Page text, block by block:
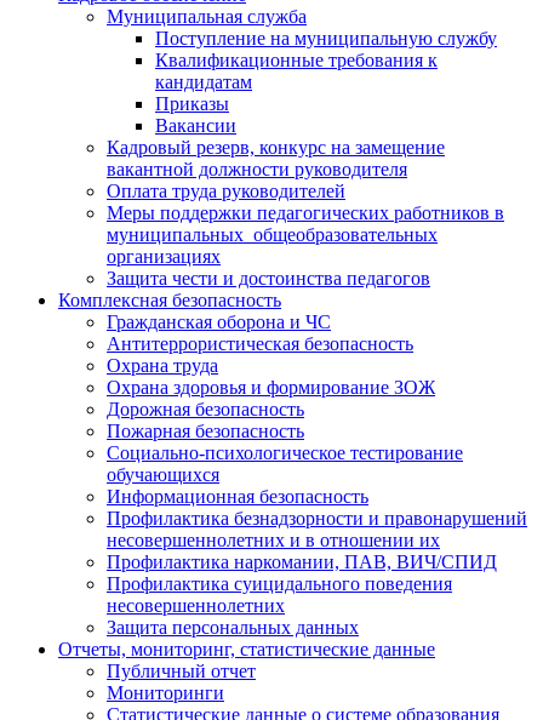
Муниципальная служба
Поступление на муниципальную службу
Квалификационные требования к
кандидатам
Приказы
Вакансии
Кадровый резерв, конкурс на замещение
вакантной должности руководителя
Оплата труда руководителей
Меры поддержки педагогических работников в
муниципальных общеобразовательных
организациях
Защита чести и достоинства педагогов
Комплексная безопасность
Гражданская оборона и ЧС
Антитеррористическая безопасность
Охрана труда
Охрана здоровья и формирование ЗОЖ
Дорожная безопасность
Пожарная безопасность
Социально-психологическое тестирование
обучающихся
Информационная безопасность
Профилактика безнадзорности и правонарушений
несовершеннолетних и в отношении их
Профилактика наркомании, ПАВ, ВИЧ/СПИД
Профилактика суицидального поведения
несовершеннолетних
Защита персональных данных
Отчеты, мониторинг, статистические данные
Публичный отчет
Мониторинги
Статистические данные о системе образования